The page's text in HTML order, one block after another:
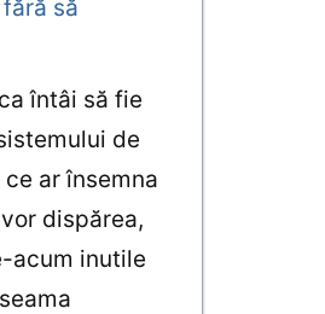
să
întâi să fie
de
ar însemna
dispărea,
acum inutile